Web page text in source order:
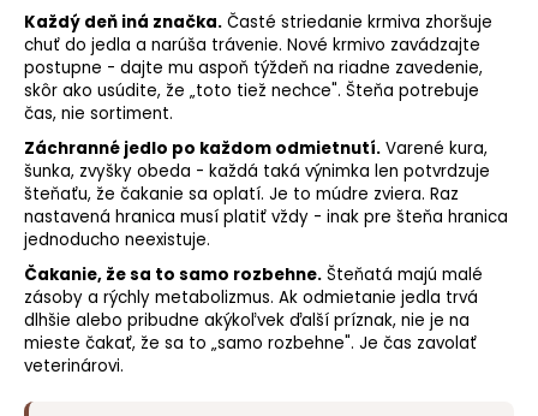
Každý deň iná značka. Časté striedanie krmiva zhoršuje
chuť do jedla a narúša trávenie. Nové krmivo zavádzajte
postupne - dajte mu aspoň týždeň na riadne zavedenie,
skôr ako usúdite, že „toto tiež nechce". Šteňa potrebuje
čas, nie sortiment.
Záchranné jedlo po každom odmietnutí. Varené kura,
šunka, zvyšky obeda - každá taká výnimka len potvrdzuje
šteňaťu, že čakanie sa oplatí. Je to múdre zviera. Raz
nastavená hranica musí platiť vždy - inak pre šteňa hranica
jednoducho neexistuje.
Čakanie, že sa to samo rozbehne. Šteňatá majú malé
zásoby a rýchly metabolizmus. Ak odmietanie jedla trvá
dlhšie alebo pribudne akýkoľvek ďalší príznak, nie je na
mieste čakať, že sa to „samo rozbehne". Je čas zavolať
veterinárovi.